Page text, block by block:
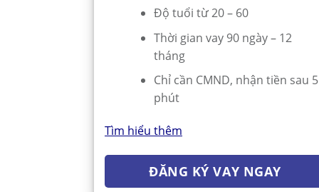
Độ tuổi từ 20 – 60
Thời gian vay 90 ngày – 12
tháng
Chỉ cần CMND, nhận tiền sau 5
phút
Tìm hiểu thêm
ĐĂNG KÝ VAY NGAY